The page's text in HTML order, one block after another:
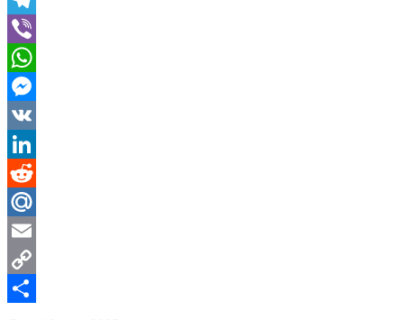
Telegram
Viber
WhatsApp
Messenger
VK
LinkedIn
Reddit
Mail.Ru
Email
Copy
Link
Share